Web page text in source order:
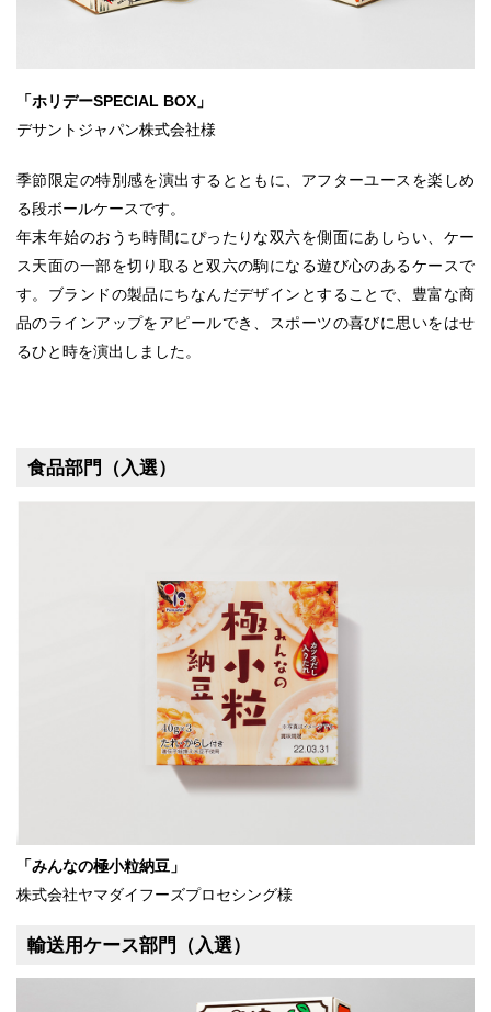
「ホリデーSPECIAL BOX」
デサントジャパン株式会社様
季節限定の特別感を演出するとともに、アフターユースを楽しめ
る段ボールケースです。
年末年始のおうち時間にぴったりな双六を側面にあしらい、ケー
ス天面の一部を切り取ると双六の駒になる遊び心のあるケースで
す。ブランドの製品にちなんだデザインとすることで、豊富な商
品のラインアップをアピールでき、スポーツの喜びに思いをはせ
るひと時を演出しました。
食品部門（入選）
「みんなの極小粒納豆」
株式会社ヤマダイフーズプロセシング様
輸送用ケース部門（入選）